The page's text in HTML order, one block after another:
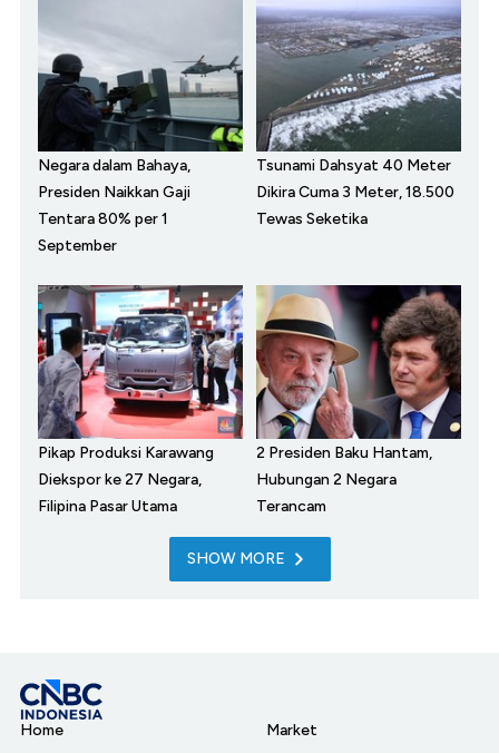
Negara dalam Bahaya,
Presiden Naikkan Gaji
Tentara 80% per 1
September
Tsunami Dahsyat 40 Meter
Dikira Cuma 3 Meter, 18.500
Tewas Seketika
Pikap Produksi Karawang
Diekspor ke 27 Negara,
Filipina Pasar Utama
2 Presiden Baku Hantam,
Hubungan 2 Negara
Terancam
SHOW MORE
Home
Market